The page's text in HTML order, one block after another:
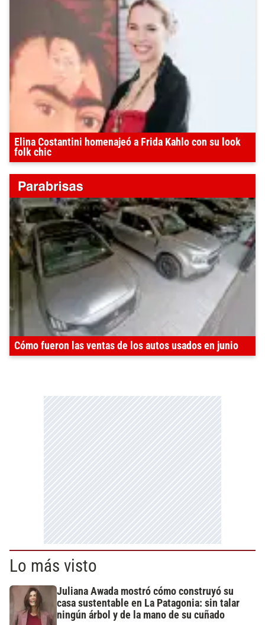
Elina Costantini homenajeó a Frida Kahlo con su look
folk chic
Cómo fueron las ventas de los autos usados en junio
Lo más visto
Juliana Awada mostró cómo construyó su
casa sustentable en La Patagonia: sin talar
ningún árbol y de la mano de su cuñado